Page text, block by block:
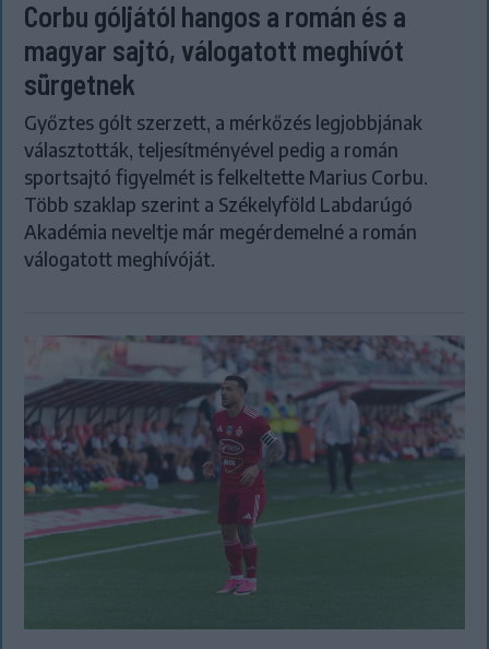
Corbu góljától hangos a román és a
magyar sajtó, válogatott meghívót
sürgetnek
Győztes gólt szerzett, a mérkőzés legjobbjának
választották, teljesítményével pedig a román
sportsajtó figyelmét is felkeltette Marius Corbu.
Több szaklap szerint a Székelyföld Labdarúgó
Akadémia neveltje már megérdemelné a román
válogatott meghívóját.